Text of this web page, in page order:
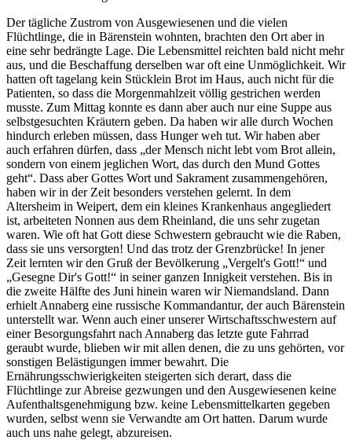
Der tägliche Zustrom von Ausgewiesenen und die vielen
Flüchtlinge, die in Bärenstein wohnten, brachten den Ort aber in
eine sehr bedrängte Lage. Die Lebensmittel reichten bald nicht mehr
aus, und die Beschaffung derselben war oft eine Unmöglichkeit. Wir
hatten oft tagelang kein Stücklein Brot im Haus, auch nicht für die
Patienten, so dass die Morgenmahlzeit völlig gestrichen werden
musste. Zum Mittag konnte es dann aber auch nur eine Suppe aus
selbstgesuchten Kräutern geben. Da haben wir alle durch Wochen
hindurch erleben müssen, dass Hunger weh tut. Wir haben aber
auch erfahren dürfen, dass
der Mensch nicht lebt vom Brot allein,
sondern von einem jeglichen Wort, das durch den Mund Gottes
geht . Dass aber Gottes Wort und Sakrament zusammengehören,
haben wir in der Zeit besonders verstehen gelernt. In dem
Altersheim in Weipert, dem ein kleines Krankenhaus angegliedert
ist, arbeiteten Nonnen aus dem Rheinland, die uns sehr zugetan
waren. Wie oft hat Gott diese Schwestern gebraucht wie die Raben,
dass sie uns versorgten! Und das trotz der Grenzbrücke! In jener
Zeit lernten wir den Gruß der Bevölkerung
Vergelt's Gott!
und
Gesegne Dir's Gott!
in seiner ganzen Innigkeit verstehen. Bis in
die zweite Hälfte des Juni hinein waren wir Niemandsland. Dann
erhielt Annaberg eine russische Kommandantur, der auch Bärenstein
unterstellt war. Wenn auch einer unserer Wirtschaftsschwestern auf
einer Besorgungsfahrt nach Annaberg das letzte gute Fahrrad
geraubt wurde, blieben wir mit allen denen, die zu uns gehörten, vor
sonstigen Belästigungen immer bewahrt. Die
Ernährungsschwierigkeiten steigerten sich derart, dass die
Flüchtlinge zur Abreise gezwungen und den Ausgewiesenen keine
Aufenthaltsgenehmigung bzw. keine Lebensmittelkarten gegeben
wurden, selbst wenn sie Verwandte am Ort hatten. Darum wurde
auch uns nahe gelegt, abzureisen.